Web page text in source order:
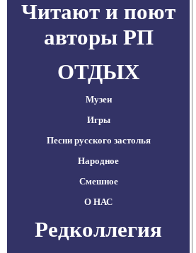
Читают и поют
авторы РП
ОТДЫХ
Музеи
Игры
Песни русского застолья
Народное
Смешное
О НАС
Редколлегия